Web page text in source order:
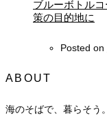
ブルーボトル
策の目的地に
Posted on
ABOUT
海のそばで、暮らそう。